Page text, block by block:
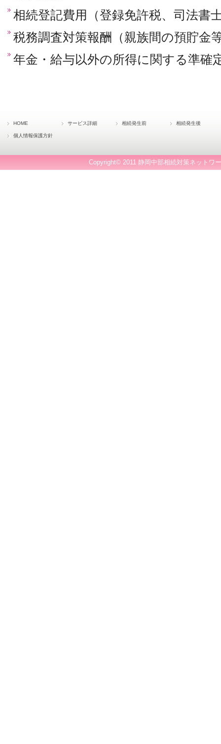
相続登記費用（登録免許税、司法書
税務調査対策報酬（親族間の預貯金
年金・給与以外の所得に関する準確
HOME サービス詳細 相続発生前 相続発生後
個人情報保護方針
Copyright© 2011 静岡中部相続対策ネット